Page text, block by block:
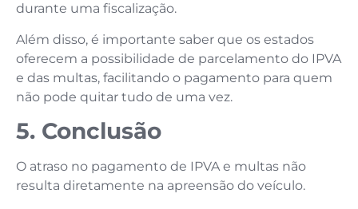
durante uma fiscalização.
Além disso, é importante saber que os estados
oferecem a possibilidade de parcelamento do IPVA
e das multas, facilitando o pagamento para quem
não pode quitar tudo de uma vez.
5. Conclusão
O atraso no pagamento de IPVA e multas não
resulta diretamente na apreensão do veículo.